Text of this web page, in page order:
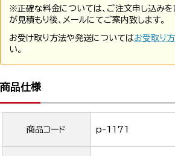
※正確な料金については、ご注文申し込み
が見積もり後、メールにてご案内致します。
お受け取り方法や発送についてはお受取り
い。
商品仕様
商品コード p-1171